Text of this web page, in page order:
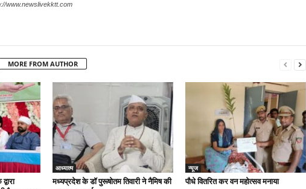
www.newslivekktt.com
MORE FROM AUTHOR
आध्यात्म
मध्यप्रदेश के डॉ पुरूषोतम तिवारी ने नैमिष की
न्यूज
पौधे वितरित कर वन महोत्सव मनाया